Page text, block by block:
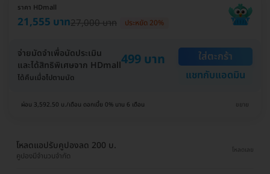
ราคา HDmall
21,555 บาท27,000 บาท ประหยัด 20%
จ่ายมัดจำเพื่อนัดประเมิน
และได้สิทธิพิเศษจาก HDmall499 บาท
ได้คืนเมื่อไปตามนัด
ใส่ตะกร้า
แชทกับแอดมิน
ผ่อน 3,592.50 บ./เดือน ดอกเบี้ย 0% นาน 6 เดือน ขยาย
โหลดแอปรับคูปองลด 200 บ.
คูปองมีจำนวนจำกัด
โหลดเลย